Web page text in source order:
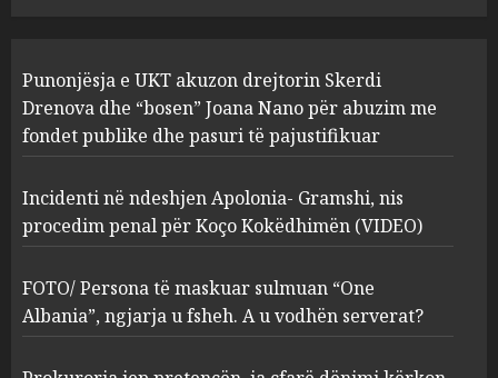
2
Apolonia- Gramshi, nis
procedim penal për Koço
Kokëdhimën (VIDEO)
MARCH 27, 2025
3
FOTO/ Persona të maskuar
sulmuan “One Albania”,
ngjarja u fsheh. A u vodhën
serverat?
MARCH 25, 2025
Punonjësja e UKT akuzon drejtorin Skerdi
Drenova dhe “bosen” Joana Nano për abuzim me
fondet publike dhe pasuri të pajustifikuar
Incidenti në ndeshjen Apolonia- Gramshi, nis
procedim penal për Koço Kokëdhimën (VIDEO)
FOTO/ Persona të maskuar sulmuan “One
Albania”, ngjarja u fsheh. A u vodhën serverat?